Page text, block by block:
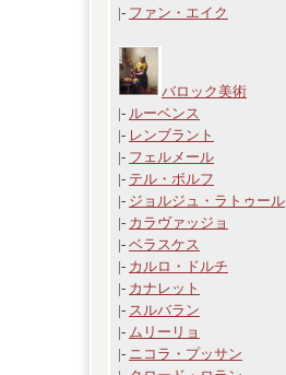
|- ファン・エイク
バロック美術
|- ルーベンス
|- レンブラント
|- フェルメール
|- テル・ボルフ
|- ジョルジュ・ラトゥール
|- カラヴァッジョ
|- ベラスケス
|- カルロ・ドルチ
|- カナレット
|- スルバラン
|- ムリーリョ
|- ニコラ・プッサン